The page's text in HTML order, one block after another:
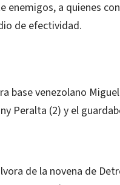
enemigos, a quienes
de efectividad.
base venezolano
Peralta (2) y el
de la novena de